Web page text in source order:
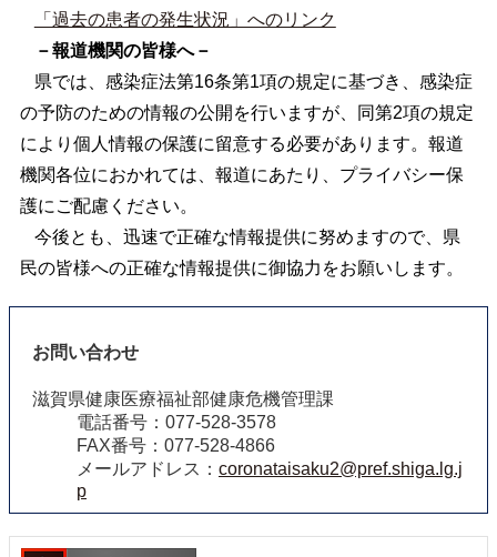
「過去の患者の発生状況」へのリンク
－報道機関の皆様へ－
県では、感染症法第16条第1項の規定に基づき、感染症
の予防のための情報の公開を行いますが、同第2項の規定
により個人情報の保護に留意する必要があります。報道
機関各位におかれては、報道にあたり、プライバシー保
護にご配慮ください。
今後とも、迅速で正確な情報提供に努めますので、県
民の皆様への正確な情報提供に御協力をお願いします。
お問い合わせ
滋賀県健康医療福祉部健康危機管理課
電話番号：077-528-3578
FAX番号：077-528-4866
メールアドレス： coronataisaku2@pref.shiga.lg.j
p